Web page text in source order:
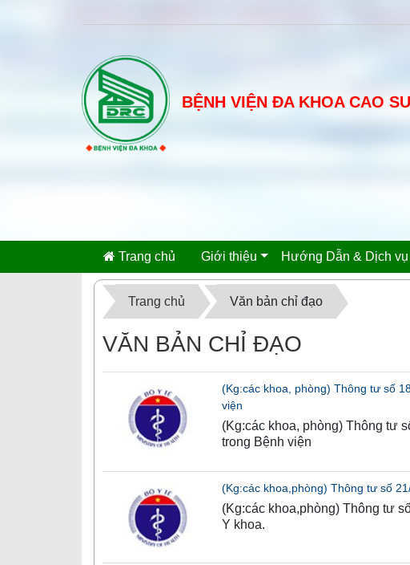
BỆNH VIỆN ĐA KHOA CAO
Trang chủ Giới thiệu Hướng Dẫn & Dịch vụ
Trang chủ Văn bản chỉ đạo
VĂN BẢN CHỈ ĐẠO
(Kg:các khoa, phòng) Thông tư số
viện
(Kg:các khoa, phòng) Thông tư
trong Bệnh viện
(Kg:các khoa,phòng) Thông tư số
(Kg:các khoa,phòng) Thông tư
Y khoa.